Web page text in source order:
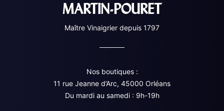
MARTIN-POURET
Maître Vinaigrier depuis 1797
Nos boutiques :
11 rue Jeanne d’Arc, 45000 Orléans
Du mardi au samedi : 9h-19h